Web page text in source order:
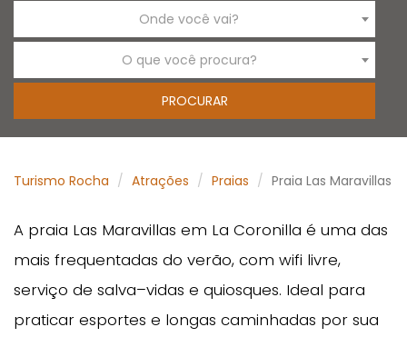
Onde você vai?
O que você procura?
Turismo Rocha Atrações Praias Praia Las Maravillas
A praia Las Maravillas em La Coronilla é uma das
mais frequentadas do verão, com wifi livre,
serviço de salva–vidas e quiosques. Ideal para
praticar esportes e longas caminhadas por sua